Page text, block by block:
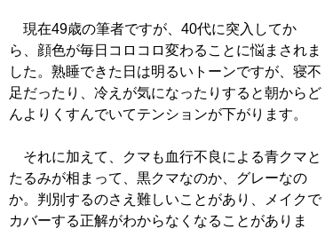
現在49歳の筆者ですが、40代に突入してか
ら、顔色が毎日コロコロ変わることに悩まされま
した。熟睡できた日は明るいトーンですが、寝不
足だったり、冷えが気になったりすると朝からど
んよりくすんでいてテンションが下がります。
それに加えて、クマも血行不良による青クマと
たるみが相まって、黒クマなのか、グレーなの
か。判別するのさえ難しいことがあり、メイクで
カバーする正解がわからなくなることがありま